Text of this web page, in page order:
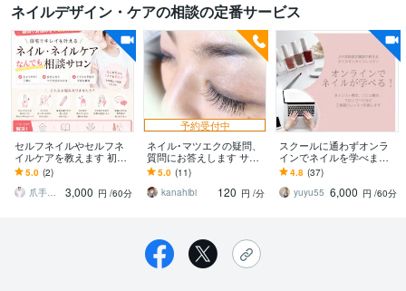
ネイルデザイン・ケアの相談の定番サービス
セルフネイルやセルフネ
イルケアを教えます 初心
者OK！ケア専門店のケア
やネイルのコツを知って
楽しもう
5.0 (2)
爪手足のケア専門 晴fam（ハルファム）
3,000 円 /60分
予約受付中
ネイル･マツエクの疑問、
質問にお答えします サロ
ン選びのコツ、セルフの
疑問、また開業の経験を
お話します
5.0 (11)
kanahibi
120 円 /分
スクールに通わずオンラ
インでネイルを学べます
【オンラインレッスン】
大阪の明るい講師がネイ
ルの疑問を解決☆
4.8 (37)
yuyu55 6,000 円 /60分